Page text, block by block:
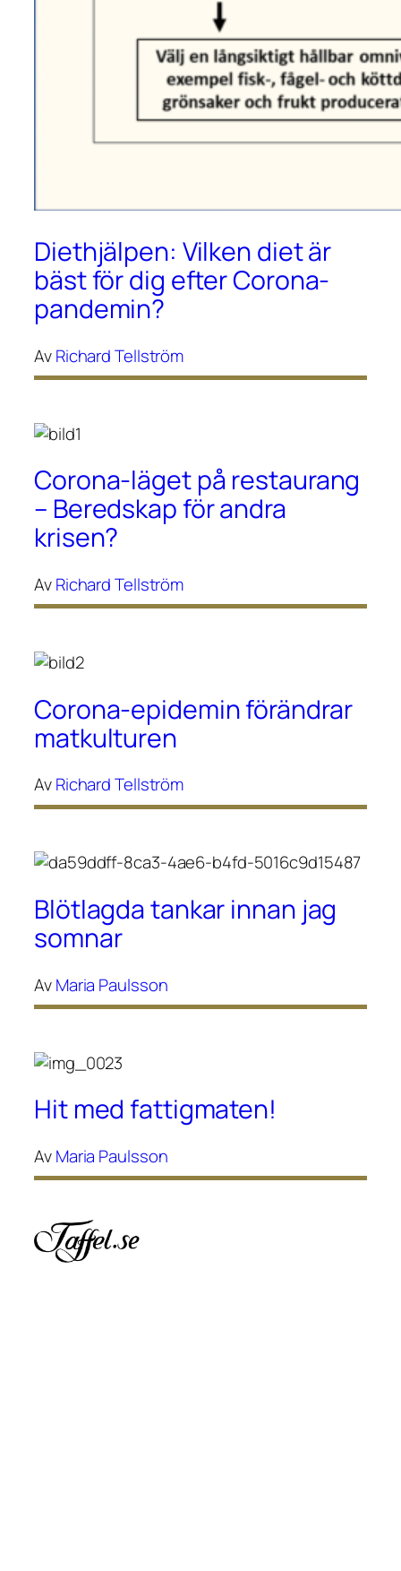
Diethjälpen: Vilken diet är
bäst för dig efter Corona-
pandemin?
AvRichard Tellström
Corona-läget på restaurang
– Beredskap för andra
krisen?
AvRichard Tellström
Corona-epidemin förändrar
matkulturen
AvRichard Tellström
Blötlagda tankar innan jag
somnar
AvMaria Paulsson
Hit med fattigmaten!
AvMaria Paulsson